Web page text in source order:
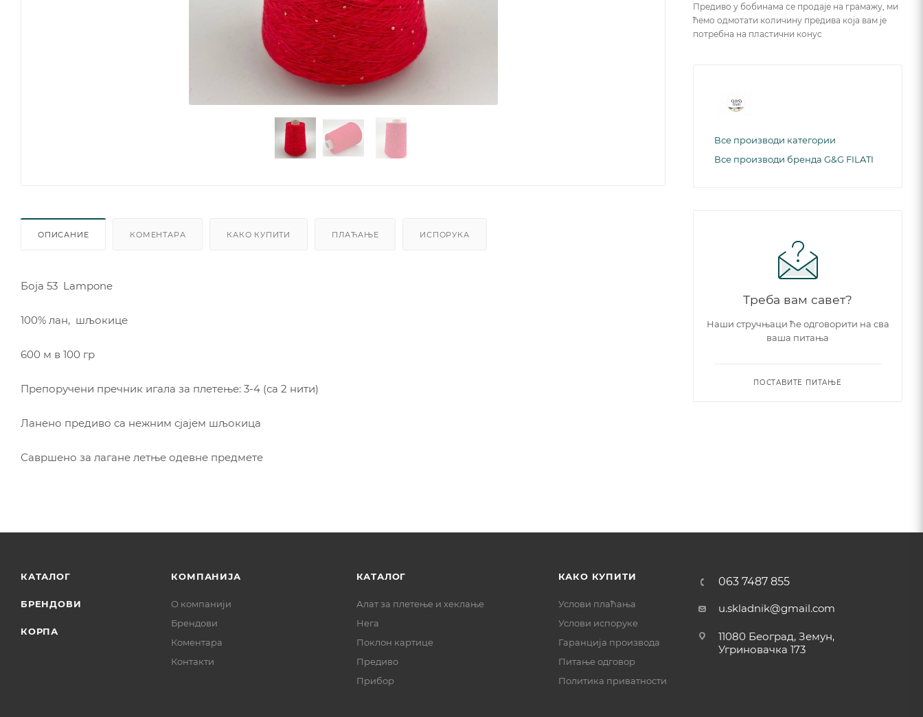
ОПИСАНИЕ КОМЕНТАРА КАКО КУПИТИ ПЛАЋАЊЕ ИСПОРУКА
Боја 53 Lampone
100% лан, шљокице
600 м в 100 гр
Препоручени пречник игала за плетење: 3-4 (са 2 нити)
Ланено предиво са нежним сјајем шљокица
Савршено за лагане летње одевне предмете
Предиво у бобинама се продаје на грамажу, ми
ћемо одмотати количину предива која вам је
потребна на пластични конус
Все производи категории
Все производи бренда G&G FILATI
Треба вам савет?
Наши стручњаци ће одговорити на сва
ваша питања
ПОСТАВИТЕ ПИТАЊЕ
КАТАЛОГ
БРЕНДОВИ
КОРПА
КОМПАНИЈА
О компанији
Брендови
Коментара
Контакти
КАТАЛОГ
Алат за плетење и хеклање
Нега
Поклон картице
Предиво
Прибор
КАКО КУПИТИ
Услови плаћања
Услови испоруке
Гаранција производа
Питање одговор
Политика приватности
063 7487 855
u.skladnik@gmail.com
11080 Београд, Земун,
Угриновачка 173